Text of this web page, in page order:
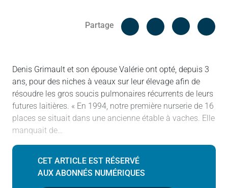
Partage
Facebook
Denis Grimault et son épouse Valérie ont opté, depuis 3
ans, pour des niches à veaux sur leur élevage afin de
résoudre les gros soucis pulmonaires récurrents de leurs
futures laitières. « En 1994, notre première nurserie de 16
places se situait dans une ancienne étable à vaches. Elle
manquait de…
CET ARTICLE EST RÉSERVÉ
AUX ABONNÉS NUMÉRIQUES